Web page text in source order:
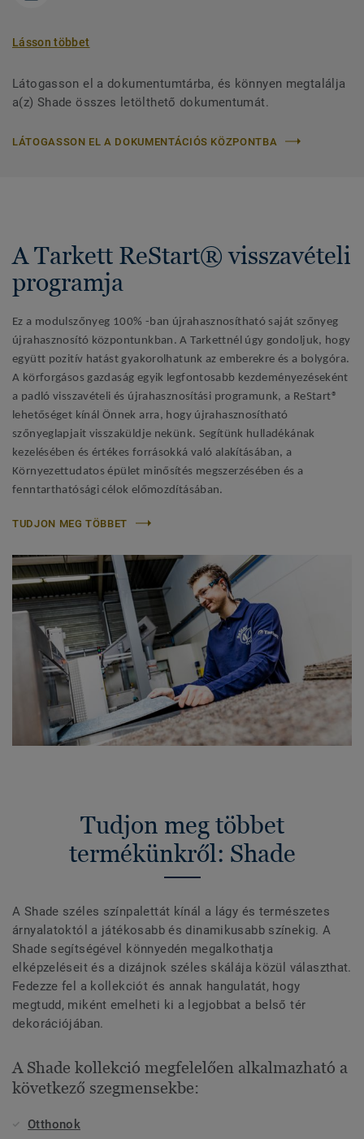
Lásson többet
Látogasson el a dokumentumtárba, és könnyen megtalálja
a(z) Shade összes letölthető dokumentumát.
LÁTOGASSON EL A DOKUMENTÁCIÓS KÖZPONTBA
A Tarkett ReStart® visszavételi
programja
Ez a modulszőnyeg 100% -ban újrahasznosítható saját szőnyeg
újrahasznosító központunkban. A Tarkettnél úgy gondoljuk, hogy
együtt pozitív hatást gyakorolhatunk az emberekre és a bolygóra.
A körforgásos gazdaság egyik legfontosabb kezdeményezéseként
a padló visszavételi és újrahasznosítási programunk, a ReStart®
lehetőséget kínál Önnek arra, hogy újrahasznosítható
szőnyeglapjait visszaküldje nekünk. Segítünk hulladékának
kezelésében és értékes forrásokká való alakításában, a
Környezettudatos épület minősítés megszerzésében és a
fenntarthatósági célok előmozdításában.
TUDJON MEG TÖBBET
Tudjon meg többet
termékünkről: Shade
A Shade széles színpalettát kínál a lágy és természetes
árnyalatoktól a játékosabb és dinamikusabb színekig. A
Shade segítségével könnyedén megalkothatja
elképzeléseit és a dizájnok széles skálája közül választhat.
Fedezze fel a kollekciót és annak hangulatát, hogy
megtudd, miként emelheti ki a legjobbat a belső tér
dekorációjában.
A Shade kollekció megfelelően alkalmazható a
következő szegmensekbe:
Otthonok